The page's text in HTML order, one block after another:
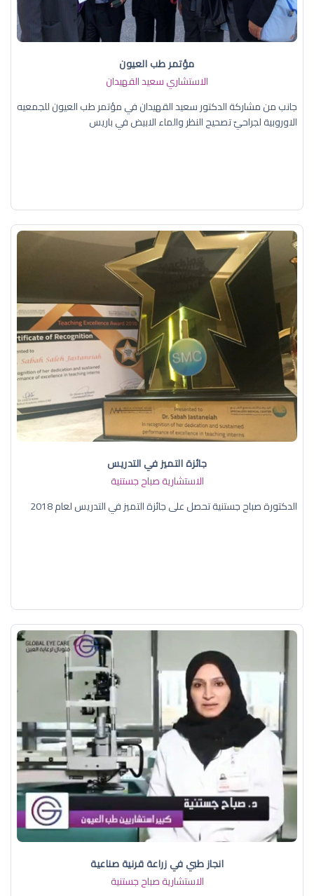
مؤتمر طب العيون
الاستشاري سعيد القهيدان
جانب من مشاركة الدكتور سعيد القهيدان في مؤتمر طب العيون للجمعيه
الاوروبية لجراحيّ تصحيح النظر والماء الابيض في باريس
جائزة التميز في التدريس
الاستشارية صباح جستنية
الدكتورة صباح جستنية تحصل على جائزة التميز في التدريس لعام 2018
انجاز طبي في زراعة قرنية صناعية
الاستشارية صباح جستنية